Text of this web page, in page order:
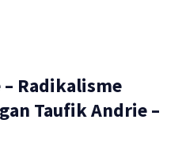
Radikalisme
Taufik Andrie –